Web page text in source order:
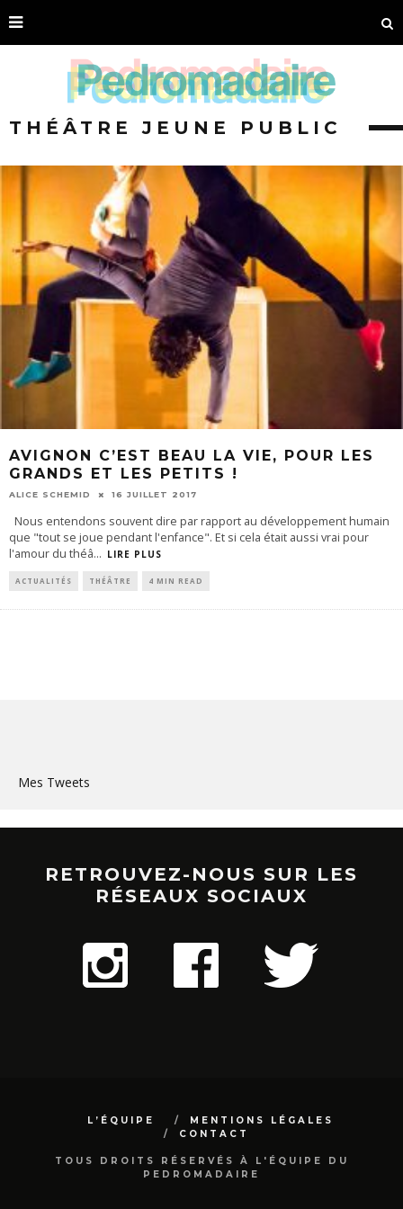
THÉÂTRE JEUNE PUBLIC
AVIGNON C’EST BEAU LA VIE, POUR LES
GRANDS ET LES PETITS !
ALICE SCHEMID 16 JUILLET 2017
Nous entendons souvent dire par rapport au développement humain
que "tout se joue pendant l'enfance". Et si cela était aussi vrai pour
l'amour du théâ... LIRE PLUS
ACTUALITÉS THÉÂTRE 4 MIN READ
Mes Tweets
RETROUVEZ-NOUS SUR LES
RÉSEAUX SOCIAUX
L’ÉQUIPE
MENTIONS LÉGALES
CONTACT
TOUS DROITS RÉSERVÉS À L'ÉQUIPE DU
PEDROMADAIRE